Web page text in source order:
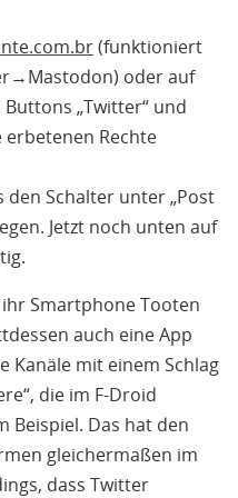
(funktioniert
oder auf
„Twitter“ und
erbetenen Rechte
den Schalter unter „Post
Jetzt noch unten auf
Smartphone Tooten
auch eine App
Kanäle mit einem Schlag
die im F-Droid
Beispiel. Das hat den
gleichermaßen im
dass Twitter